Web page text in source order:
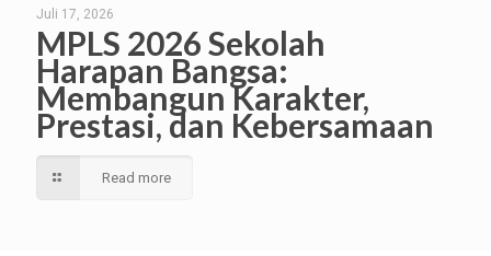
Juli 17, 2026
MPLS 2026 Sekolah
Harapan Bangsa:
Membangun Karakter,
Prestasi, dan Kebersamaan
Read more